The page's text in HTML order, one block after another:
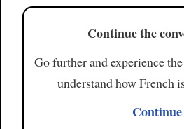
Continue the
Go further and experience
understand how French
Continue